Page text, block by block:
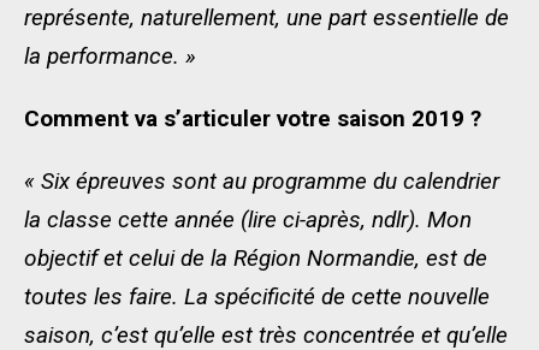
représente, naturellement, une part essentielle de
la performance. »
Comment va s’articuler votre saison 2019 ?
« Six épreuves sont au programme du calendrier
la classe cette année (lire ci-après, ndlr). Mon
objectif et celui de la Région Normandie, est de
toutes les faire. La spécificité de cette nouvelle
saison, c’est qu’elle est très concentrée et qu’elle